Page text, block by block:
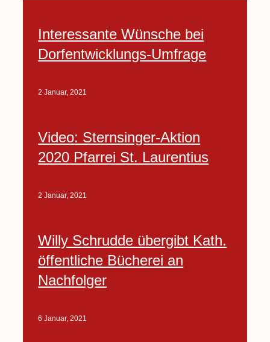
Interessante Wünsche bei
Dorfentwicklungs-Umfrage
2 Januar, 2021
Video: Sternsinger-Aktion
2020 Pfarrei St. Laurentius
2 Januar, 2021
Willy Schrudde übergibt Kath.
öffentliche Bücherei an
Nachfolger
6 Januar, 2021